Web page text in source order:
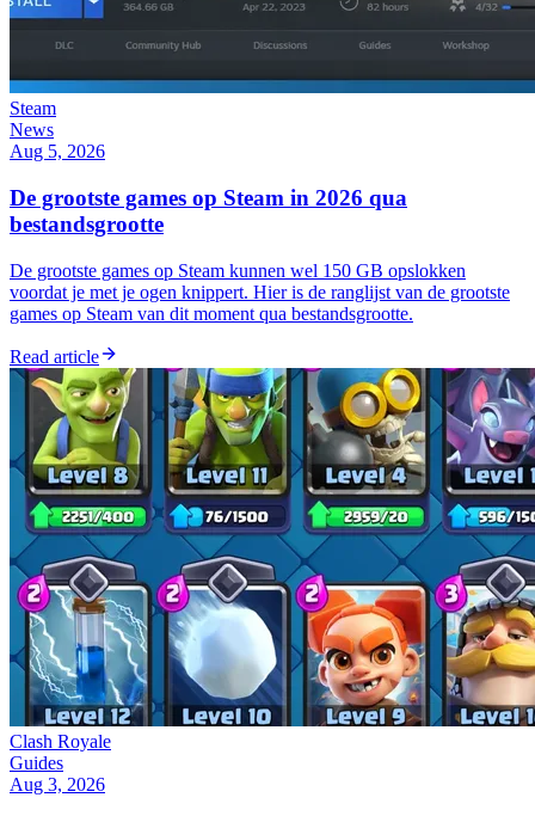
Steam
News
Aug 5, 2026
De grootste games op Steam in 2026 qua
bestandsgrootte
De grootste games op Steam kunnen wel 150 GB opslokken
voordat je met je ogen knippert. Hier is de ranglijst van de grootste
games op Steam van dit moment qua bestandsgrootte.
Read article
Clash Royale
Guides
Aug 3, 2026